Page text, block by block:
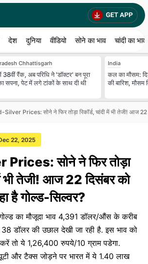
देश दुनिया वीडियो सोने का भाव चांदी का भाव
Chhattisgarh
रैंक, अब परिधि ने 'डॉक्टर' बन पूरा
सपना, पेट में लगे टांकों के साथ दी थी
India
कल का मौसम:
की बारिश, मौसम
Silver Prices: सोने ने फिर तोड़ा रिकॉर्ड, चांदी में भी तेजी! आज 22
22, 2025
सोने ने फिर तोड़ा
में भी तेजी! आज 22 दिसंबर को
है गोल्‍ड-सिल्‍वर?
गोल्‍ड का मौजूदा भाव 4,391 डॉलर/औंस के करीब
डॉलर की उछाल देखी जा रही है. इस भाव को
करें तो ये 1,26,400 रुपये/10 ग्राम पडेगा.
और टैक्‍स जोड़ने पर भारत में ये 1.40 लाख